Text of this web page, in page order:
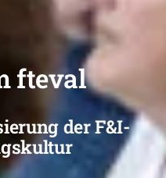
fteval
der F&I-